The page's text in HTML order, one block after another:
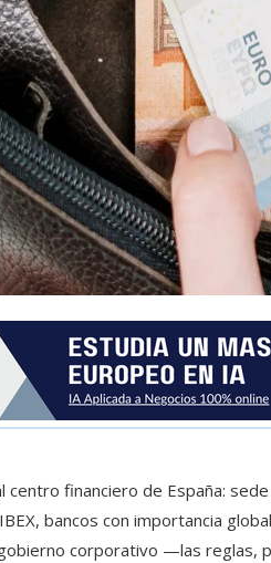
centro financiero de España:
bancos con importancia
corporativo —las reglas,